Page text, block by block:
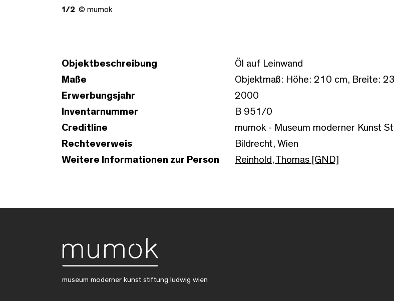
1/2 © mumok
Objektbeschreibung
Öl auf Leinwand
Maße
Objektmaß: Höhe: 210 cm, Breite:
Erwerbungsjahr
2000
Inventarnummer
B 951/0
Creditline
mumok - Museum moderner Kunst
Rechteverweis
Bildrecht, Wien
Weitere Informationen zur Person
Reinhold, Thomas [GND]
museum moderner kunst stiftung ludwig wien